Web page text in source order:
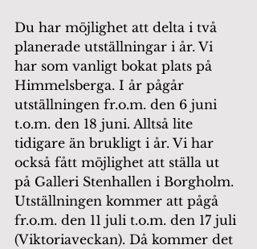
Du har möjlighet att delta i två
planerade utställningar i år. Vi
har som vanligt bokat plats på
Himmelsberga. I år pågår
utställningen fr.o.m. den 6 juni
t.o.m. den 18 juni. Alltså lite
tidigare än brukligt i år. Vi har
också fått möjlighet att ställa ut
på Galleri Stenhallen i Borgholm.
Utställningen kommer att pågå
fr.o.m. den 11 juli t.o.m. den 17 juli
(Viktoriaveckan). Då kommer det